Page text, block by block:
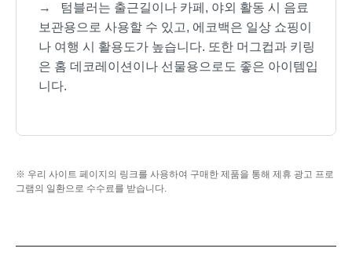
→
텀블러는 출근길이나 카페, 야외 활동 시 음료
보관용으로 사용할 수 있고, 에코백은 일상 쇼핑이
나 여행 시 활용도가 높습니다. 또한 머그컵과 키링
은 홈 데코레이션이나 선물용으로도 좋은 아이템입
니다.
※ 우리 사이트 페이지의 링크를 사용하여 구매한 제품을 통해 제휴 광고 프로
그램의 일환으로 수수료를 받습니다.